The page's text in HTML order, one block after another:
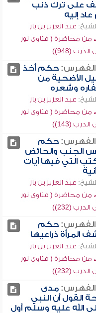
على ترك ذنب
إليه
عبد العزيز بن باز
من محاضرة ( فتاوى نور
(948))
الفهرس:حكم أخذ
الأضحية من
وشعره
عبد العزيز بن باز
من محاضرة ( فتاوى نور
(143))
الفهرس:حكم
الجنب والحائض
التي فيها آيات
عبد العزيز بن باز
من محاضرة ( فتاوى نور
(232))
الفهرس:حكم
المرأة ذراعيها
عبد العزيز بن باز
من محاضرة ( فتاوى نور
(232))
الفهرس:مدى
القول أن النبي
الله عليه وسلم أول